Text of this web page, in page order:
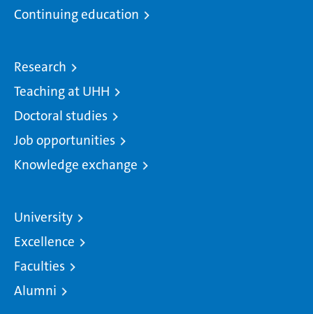
Continuing education
Research
Teaching at UHH
Doctoral studies
Job opportunities
Knowledge exchange
University
Excellence
Faculties
Alumni